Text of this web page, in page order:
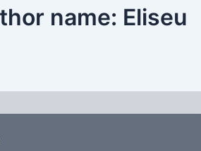
name: Eliseu